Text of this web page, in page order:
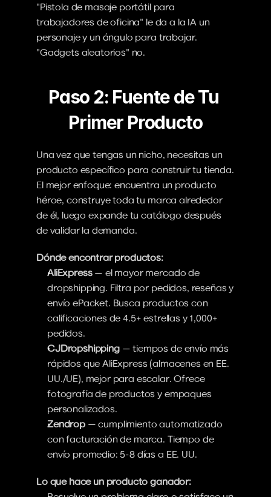
"Pistola de masaje portátil para
trabajadores de oficina" le da a la IA un
personaje y un ángulo para trabajar.
"Gadgets aleatorios" no.
Paso 2: Fuente de Tu
Primer Producto
Una vez que tengas un nicho, necesitas un
producto específico para construir tu tienda.
El mejor enfoque: encuentra un producto
héroe, construye toda tu marca alrededor
de él, luego expande tu catálogo después
de validar la demanda.
Dónde encontrar productos:
AliExpress — el mayor mercado de
dropshipping. Filtra por pedidos, reseñas y
envío ePacket. Busca productos con
calificaciones de 4.5+ estrellas y 1,000+
pedidos.
CJDropshipping — tiempos de envío más
rápidos que AliExpress (almacenes en EE.
UU./UE), mejor para escalar. Ofrece
fotografía de productos y empaques
personalizados.
Zendrop — cumplimiento automatizado
con facturación de marca. Tiempo de
envío promedio: 5-8 días a EE. UU.
Lo que hace un producto ganador: